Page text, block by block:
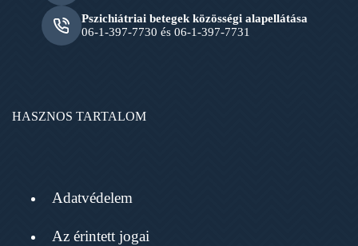
Pszichiátriai betegek közösségi alapellátása
06-1-397-7730 és 06-1-397-7731
HASZNOS TARTALOM
Adatvédelem
Az érintett jogai